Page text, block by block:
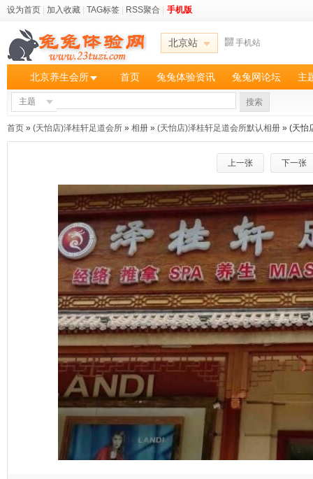
设为首页 加入收藏 TAG标签 RSS聚合 手机版
北京站 手机站
北京养生会所 首页 兔兔体验资讯 兔兔网论坛 主
主题 搜索
首页 » (天怡店)泽桂轩足道会所 » 相册 » (天怡店)泽桂轩足道会所默认相册 » (天怡
上一张 下一张